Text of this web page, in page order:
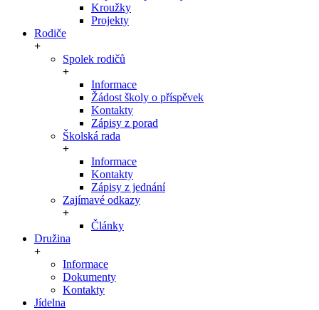
Kroužky
Projekty
Rodiče
Spolek rodičů
Informace
Žádost školy o příspěvek
Kontakty
Zápisy z porad
Školská rada
Informace
Kontakty
Zápisy z jednání
Zajímavé odkazy
Články
Družina
Informace
Dokumenty
Kontakty
Jídelna